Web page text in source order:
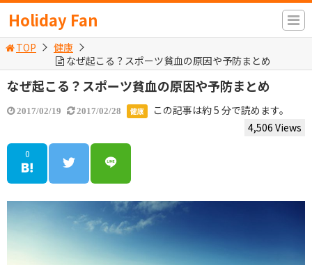
Holiday Fan
TOP
健康
なぜ起こる？スポーツ貧血の原因や予防まとめ
なぜ起こる？スポーツ貧血の原因や予防まとめ
2017/02/19 2017/02/28 健康
この記事は約 5 分で読めます。
4,506 Views
0